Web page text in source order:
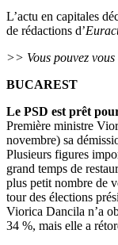
L’actu en capitales
de rédactions d’
>> Vous pouvez
BUCAREST
Le PSD est prêt
Première ministre
novembre) sa
Plusieurs figures
grand temps de
plus petit nombre de
tour des élections
Viorica Dancila n’a
34 %, mais elle a